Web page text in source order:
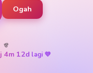
Ogah
4m 12d lagi 💜